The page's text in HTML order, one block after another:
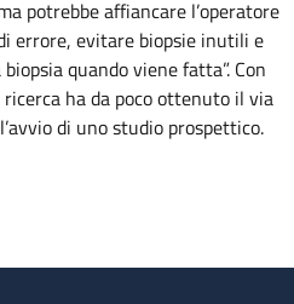
potrebbe affiancare l’operatore
errore, evitare biopsie inutili e
quando viene fatta”. Con
ha da poco ottenuto il via
di uno studio prospettico.